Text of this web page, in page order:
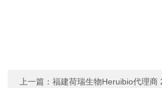
上一篇：福建荷瑞生物Heruibio代理商